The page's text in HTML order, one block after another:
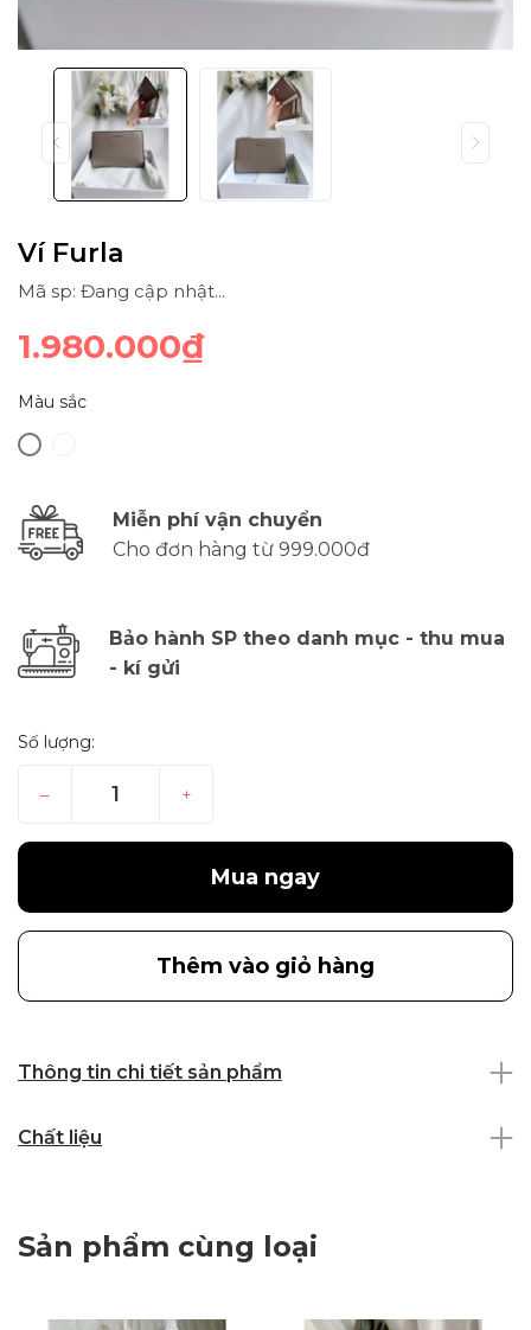
Ví Furla
Mã sp: Đang cập nhật...
1.980.000₫
Màu sắc
Miễn phí vận chuyển
Cho đơn hàng từ 999.000đ
Bảo hành SP theo danh mục - thu mua
- kí gửi
Số lượng:
– +
Mua ngay
Thêm vào giỏ hàng
Thông tin chi tiết sản phẩm
Chất liệu
Sản phẩm cùng loại